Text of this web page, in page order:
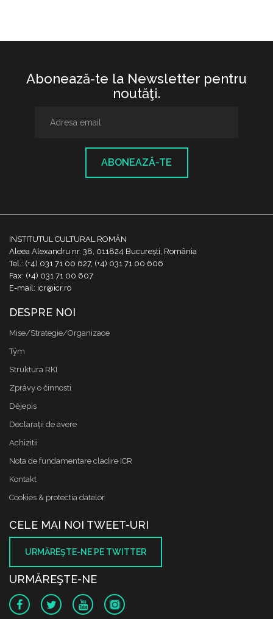
Abonează-te la Newsletter pentru
noutăţi.
ABONEAZĂ-TE
INSTITUTUL CULTURAL ROMÂN
Aleea Alexandru nr. 38, 011824 București, România
Tel.: (+4) 031 71 00 627, (+4) 031 71 00 606
Fax: (+4) 031 71 00 607
E-mail: icr@icr.ro
DESPRE NOI
Mise/Strategie/Organizace
Tým
Struktura RKI
Zprávy o činnosti
Dějepis
Declaraţii de avere
Achizitii
Nota de fundamentare cladire ICR
Kontakt
Cookies & protectia datelor
CELE MAI NOI TWEET-URI
URMĂREŞTE-NE PE TWITTER
URMĂREŞTE-NE